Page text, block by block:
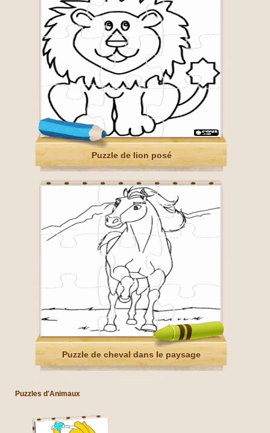
Puzzle de lion posé
Puzzle de cheval dans le paysage
Puzzles d'Animaux